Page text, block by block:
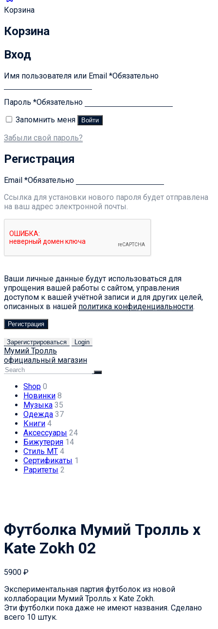
Корзина
Корзина
Вход
Имя пользователя или Email *Обязательно
Пароль *Обязательно
Запомнить меня
Войти
Забыли свой пароль?
Регистрация
Email *Обязательно
Ссылка для установки нового пароля будет отправлена ​​
на ваш адрес электронной почты.
Ваши личные данные будут использоваться для
упрощения вашей работы с сайтом, управления
доступом к вашей учётной записи и для других целей,
описанных в нашей политика конфиденциальности.
Регистрация
Зарегистрироваться Login
Мумий Тролль
официальный магазин
Shop 0
Новинки 8
Музыка 35
Одежда 37
Книги 4
Аксессуары 24
Бижутерия 14
Стиль МТ 4
Сертификаты 1
Раритеты 2
Футболка Мумий Тролль х
Kate Zokh 02
5900 ₽
Экспериментальная партия футболок из новой
коллаборации Мумий Тролль х Kate Zokh.
Эти футболки пока даже не имеют названия. Сделано
всего 10 штук.